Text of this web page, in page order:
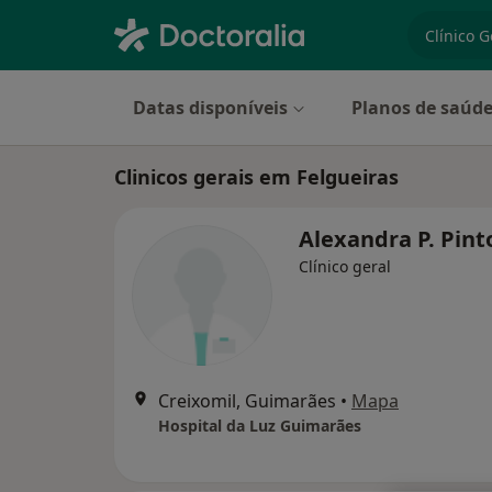
Datas disponíveis Planos de saúde
Clinicos gerais em Felgueiras
Alexandra P.
Clínico geral
Creixomil, Guimarães • Mapa
Hospital da Luz Guimarães